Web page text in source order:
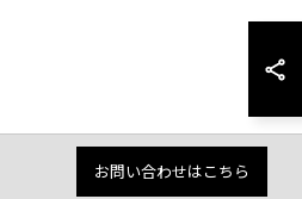
お問い合わせはこちら